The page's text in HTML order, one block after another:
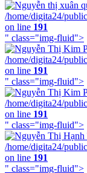
/home/digita24/
on line 191
" class="img-fluid">
/home/digita24/
on line 191
" class="img-fluid">
/home/digita24/
on line 191
" class="img-fluid">
/home/digita24/
on line 191
" class="img-fluid">